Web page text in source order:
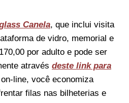
Canela, que inclui visita
de vidro, memorial e
por adulto e pode ser
através deste link para
line, você economiza
filas nas bilheterias e